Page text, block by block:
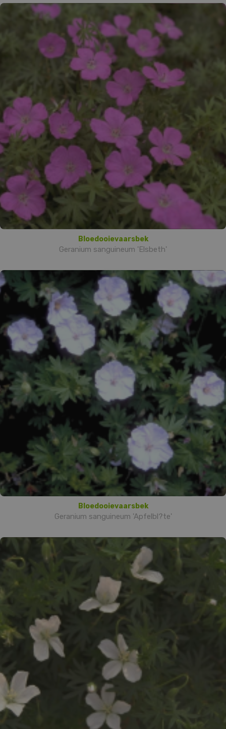
Bloedooievaarsbek
Geranium sanguineum 'Elsbeth'
Bloedooievaarsbek
Geranium sanguineum 'Apfelbl?te'